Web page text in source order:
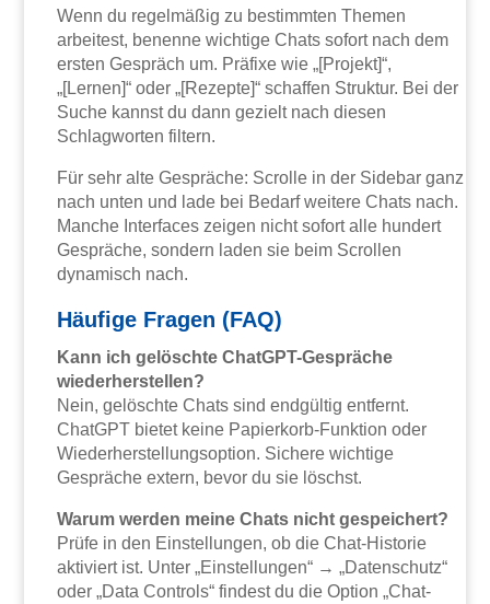
Wenn du regelmäßig zu bestimmten Themen
arbeitest, benenne wichtige Chats sofort nach dem
ersten Gespräch um. Präfixe wie „[Projekt]“,
„[Lernen]“ oder „[Rezepte]“ schaffen Struktur. Bei der
Suche kannst du dann gezielt nach diesen
Schlagworten filtern.
Für sehr alte Gespräche: Scrolle in der Sidebar ganz
nach unten und lade bei Bedarf weitere Chats nach.
Manche Interfaces zeigen nicht sofort alle hundert
Gespräche, sondern laden sie beim Scrollen
dynamisch nach.
Häufige Fragen (FAQ)
Kann ich gelöschte ChatGPT-Gespräche
wiederherstellen?
Nein, gelöschte Chats sind endgültig entfernt.
ChatGPT bietet keine Papierkorb-Funktion oder
Wiederherstellungsoption. Sichere wichtige
Gespräche extern, bevor du sie löschst.
Warum werden meine Chats nicht gespeichert?
Prüfe in den Einstellungen, ob die Chat-Historie
aktiviert ist. Unter „Einstellungen“ → „Datenschutz“
oder „Data Controls“ findest du die Option „Chat-